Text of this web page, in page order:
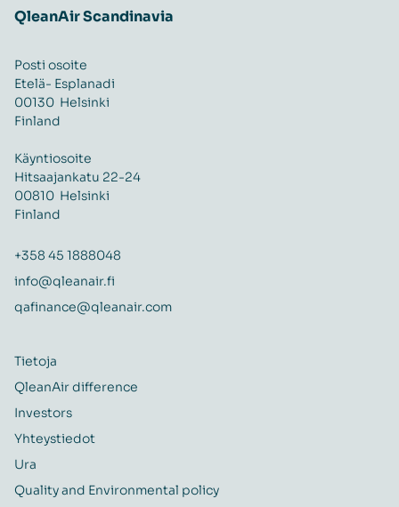
QleanAir Scandinavia
Posti osoite
Etelä- Esplanadi
00130 Helsinki
Finland
Käyntiosoite
Hitsaajankatu 22-24
00810 Helsinki
Finland
+358 45 1888048
info@qleanair.fi
qafinance@qleanair.com
Tietoja
QleanAir difference
Investors
Yhteystiedot
Ura
Quality and Environmental policy